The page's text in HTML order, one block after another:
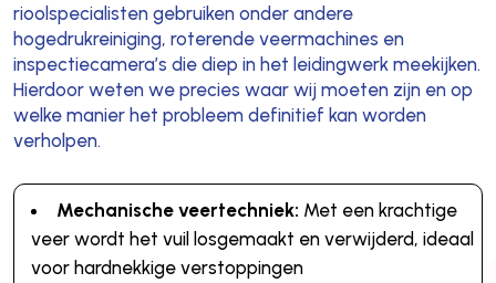
rioolspecialisten gebruiken onder andere
hogedrukreiniging, roterende veermachines en
inspectiecamera’s die diep in het leidingwerk meekijken.
Hierdoor weten we precies waar wij moeten zijn en op
welke manier het probleem definitief kan worden
verholpen.
Mechanische veertechniek: Met een krachtige
veer wordt het vuil losgemaakt en verwijderd, ideaal
voor hardnekkige verstoppingen